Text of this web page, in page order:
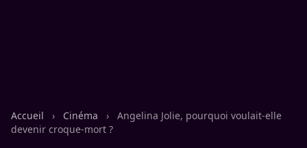
Accueil › Cinéma ›
Angelina Jolie, pourquoi voulait-elle
devenir croque-mort ?